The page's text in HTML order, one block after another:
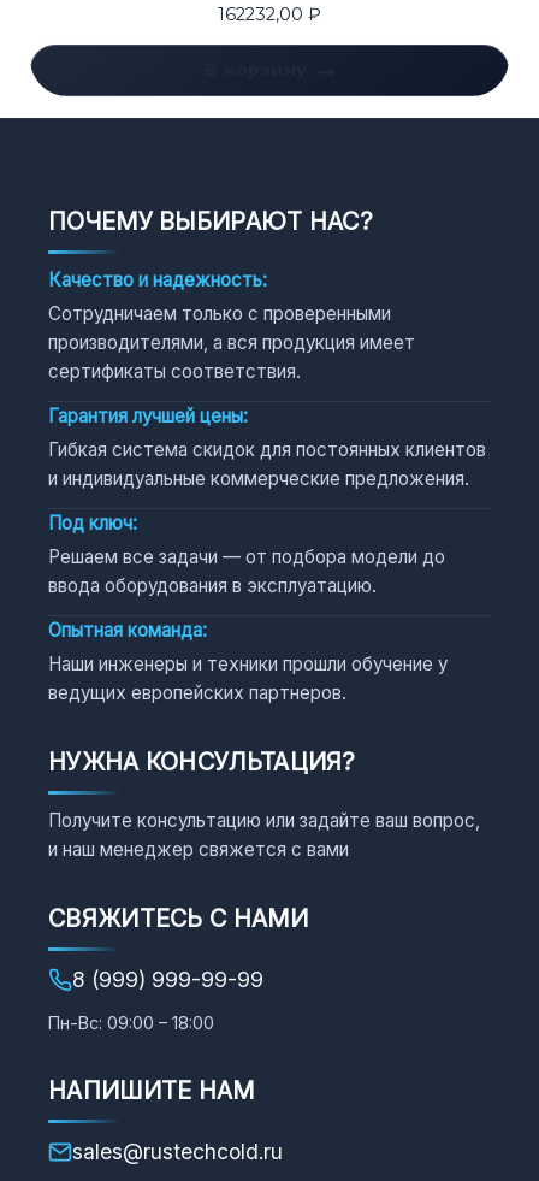
162232,00 ₽
ПОЧЕМУ ВЫБИРАЮТ НАС?
Качество и надежность:
Сотрудничаем только с проверенными
производителями, а вся продукция имеет
сертификаты соответствия.
Гарантия лучшей цены:
Гибкая система скидок для постоянных клиентов
и индивидуальные коммерческие предложения.
Под ключ:
Решаем все задачи — от подбора модели до
ввода оборудования в эксплуатацию.
Опытная команда:
Наши инженеры и техники прошли обучение у
ведущих европейских партнеров.
НУЖНА КОНСУЛЬТАЦИЯ?
Получите консультацию или задайте ваш вопрос,
и наш менеджер свяжется с вами
СВЯЖИТЕСЬ С НАМИ
8 (999) 999-99-99
Пн-Вс: 09:00 – 18:00
НАПИШИТЕ НАМ
sales@rustechcold.ru